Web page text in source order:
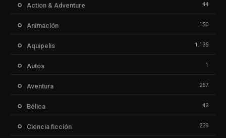
Action & Adventure 44
Animación 150
Aquipelis 1.135
Autos 1
Aventura 267
Bélica 42
Ciencia ficción 239